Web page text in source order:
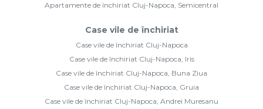
Apartamente de închiriat Cluj-Napoca, Semicentral
Case vile de închiriat
Case vile de închiriat Cluj-Napoca
Case vile de închiriat Cluj-Napoca, Iris
Case vile de închiriat Cluj-Napoca, Buna Ziua
Case vile de închiriat Cluj-Napoca, Gruia
Case vile de închiriat Cluj-Napoca, Andrei Muresanu